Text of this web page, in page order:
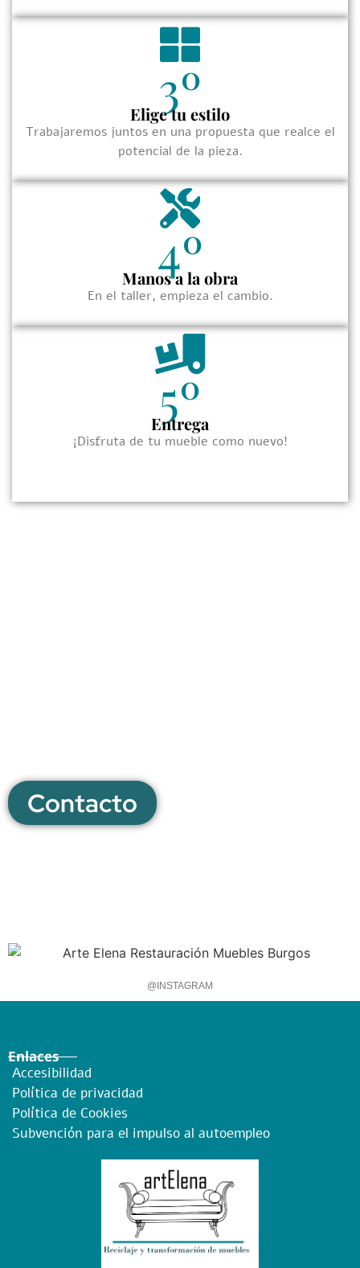
3º
Elige tu estilo
Trabajaremos juntos en una propuesta que realce el
potencial de la pieza.
4º
Manos a la obra
En el taller, empieza el cambio.
5º
Entrega
¡Disfruta de tu mueble como nuevo!
Contacto
@INSTAGRAM
Enlaces
Accesibilidad
Política de privacidad
Política de Cookies
Subvención para el impulso al autoempleo